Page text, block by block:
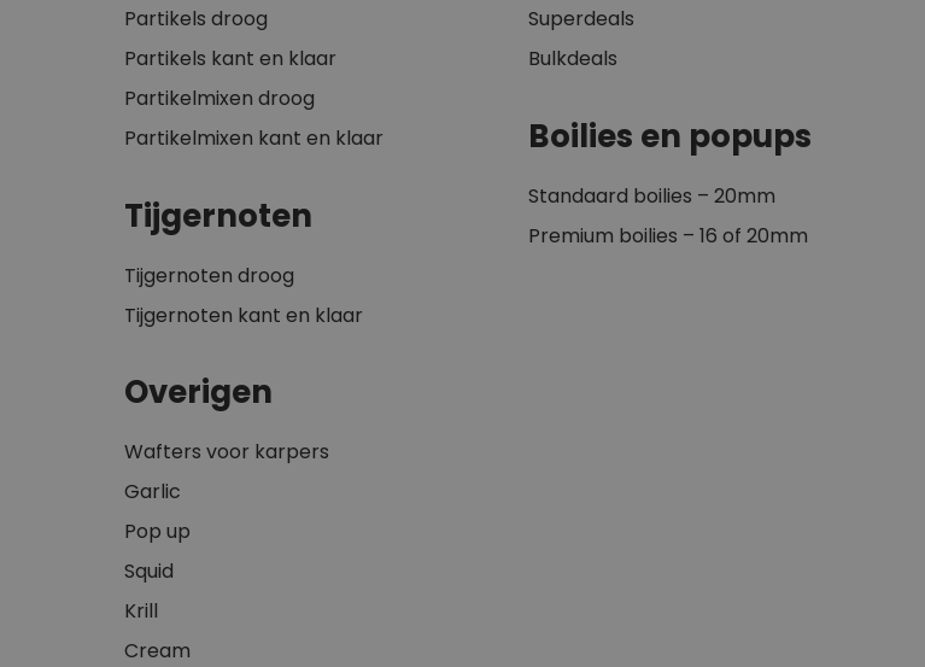
Partikels droog
Partikels kant en klaar
Partikelmixen droog
Partikelmixen kant en klaar
Tijgernoten
Tijgernoten droog
Tijgernoten kant en klaar
Overigen
Wafters voor karpers
Garlic
Pop up
Squid
Krill
Cream
Superdeals
Bulkdeals
Boilies en popups
Standaard boilies – 20mm
Premium boilies – 16 of 20mm